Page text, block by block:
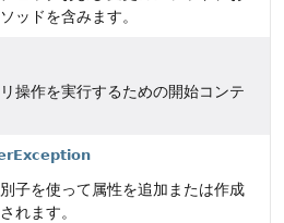
ッドを含みます。
操作を実行するための開始コンテ
子を使って属性を追加または作成
れます。